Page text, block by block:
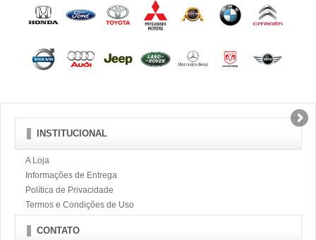
INSTITUCIONAL
A Loja
Informações de Entrega
Política de Privacidade
Termos e Condições de Uso
CONTATO